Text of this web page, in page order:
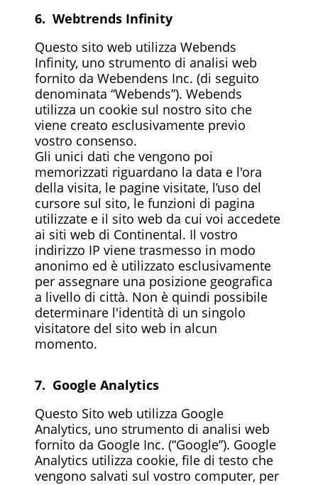
6. Webtrends Infinity
Questo sito web utilizza Webends
Infinity, uno strumento di analisi web
fornito da Webendens Inc. (di seguito
denominata “Webends”). Webends
utilizza un cookie sul nostro sito che
viene creato esclusivamente previo
vostro consenso.
Gli unici dati che vengono poi
memorizzati riguardano la data e l'ora
della visita, le pagine visitate, l’uso del
cursore sul sito, le funzioni di pagina
utilizzate e il sito web da cui voi accedete
ai siti web di Continental. Il vostro
indirizzo IP viene trasmesso in modo
anonimo ed è utilizzato esclusivamente
per assegnare una posizione geografica
a livello di città. Non è quindi possibile
determinare l'identità di un singolo
visitatore del sito web in alcun
momento.
7. Google Analytics
Questo Sito web utilizza Google
Analytics, uno strumento di analisi web
fornito da Google Inc. (“Google”). Google
Analytics utilizza cookie, file di testo che
vengono salvati sul vostro computer, per